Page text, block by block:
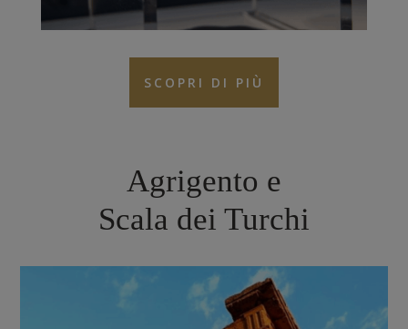
SCOPRI DI PIÙ
Agrigento e
Scala dei Turchi